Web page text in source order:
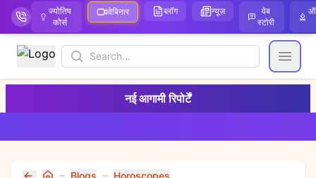
ज्योतिष
कोर्स
वेबिनार ब्लॉग न्यूज़
वेब
स्टोरी
Search
Open
नई आगामी रिपोर्टें
Blogs
Horoscopes